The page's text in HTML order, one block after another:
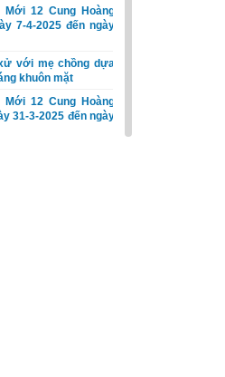
Mới 12 Cung Hoàng
7-4-2025 đến ngày
với mẹ chồng dựa
khuôn mặt
Mới 12 Cung Hoàng
31-3-2025 đến ngày